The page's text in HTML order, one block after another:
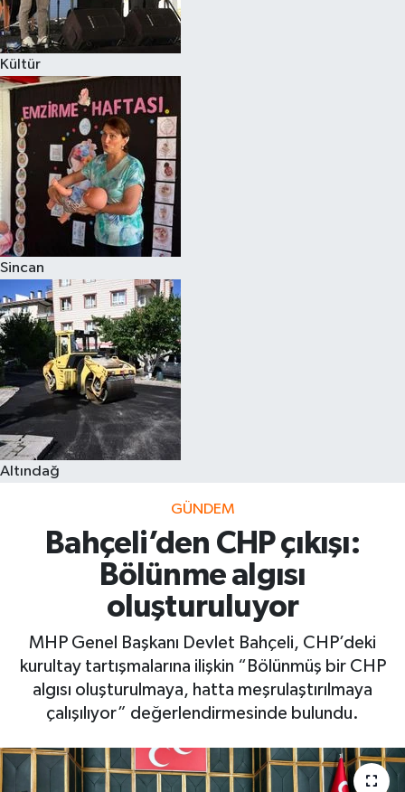
Kültür
Sincan
Altındağ
GÜNDEM
Bahçeli’den CHP çıkışı:
Bölünme algısı
oluşturuluyor
MHP Genel Başkanı Devlet Bahçeli, CHP’deki
kurultay tartışmalarına ilişkin “Bölünmüş bir CHP
algısı oluşturulmaya, hatta meşrulaştırılmaya
çalışılıyor” değerlendirmesinde bulundu.